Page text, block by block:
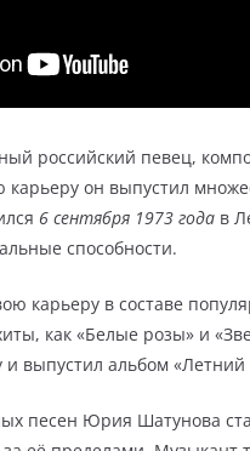
российский певец,
карьеру он выпустил
6 сентября 1973 года в
способности.
карьеру в составе
как «Белые розы» и
и выпустил альбом
песен Юрия Шатунова